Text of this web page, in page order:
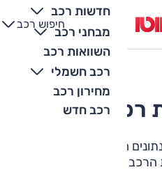
חדשות רכב
מבחני רכב
השוואות רכב
רכב חשמלי
מחירון רכב
רכב חדש
חיפוש רכב
+
-
רכבים
חשובים, יתרונות ואבזור
המושלם עבורכם